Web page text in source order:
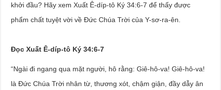
khởi đầu? Hãy xem Xuất Ê-díp-tô Ký 34:6-7 để thấy được
phẩm chất tuyệt vời về Đức Chúa Trời của Y-sơ-ra-ên.
Đọc Xuất Ê-díp-tô Ký 34:6-7
“Ngài đi ngang qua mặt người, hô rằng: Giê-hô-va! Giê-hô-va!
là Đức Chúa Trời nhân từ, thương xót, chậm giận, đầy dẫy ân